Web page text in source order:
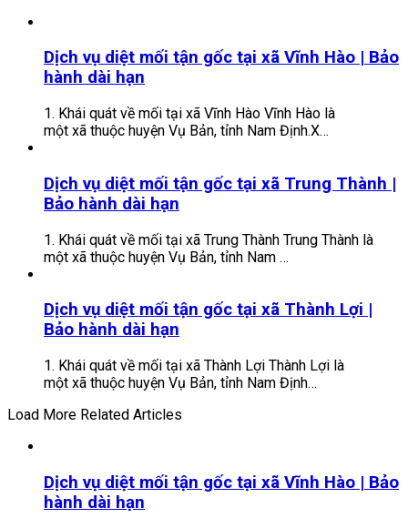
Dịch vụ diệt mối tận gốc tại xã Vĩnh Hào | Bảo
hành dài hạn
1. Khái quát về mối tại xã Vĩnh Hào Vĩnh Hào là
một xã thuộc huyện Vụ Bản, tỉnh Nam Định.X…
Dịch vụ diệt mối tận gốc tại xã Trung Thành |
Bảo hành dài hạn
1. Khái quát về mối tại xã Trung Thành Trung Thành là
một xã thuộc huyện Vụ Bản, tỉnh Nam …
Dịch vụ diệt mối tận gốc tại xã Thành Lợi |
Bảo hành dài hạn
1. Khái quát về mối tại xã Thành Lợi Thành Lợi là
một xã thuộc huyện Vụ Bản, tỉnh Nam Định…
Load More Related Articles
Dịch vụ diệt mối tận gốc tại xã Vĩnh Hào | Bảo
hành dài hạn